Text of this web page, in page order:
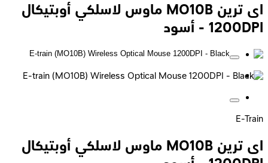
اى ترين MO10B ماوس لاسلكي أوبتيكال
1200DPI - أسود
E-Train
اى ترين MO10B ماوس لاسلكي أوبتيكال